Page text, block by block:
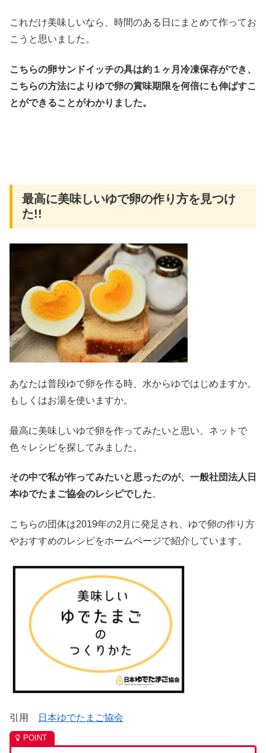
これだけ美味しいなら、時間のある日にまとめて作ってお
こうと思いました。
こちらの卵サンドイッチの具は約１ヶ月冷凍保存ができ、
こちらの方法によりゆで卵の賞味期限を何倍にも伸ばすこ
とができることがわかりました。
最高に美味しいゆで卵の作り方を見つけ
た!!
あなたは普段ゆで卵を作る時、水からゆではじめますか。
もしくはお湯を使いますか。
最高に美味しいゆで卵を作ってみたいと思い、ネットで
色々レシピを探してみました。
その中で私が作ってみたいと思ったのが、一般社団法人日
本ゆでたまご協会のレシピでした。
こちらの団体は2019年の2月に発足され、ゆで卵の作り方
やおすすめのレシピをホームページで紹介しています。
引用 日本ゆでたまご協会